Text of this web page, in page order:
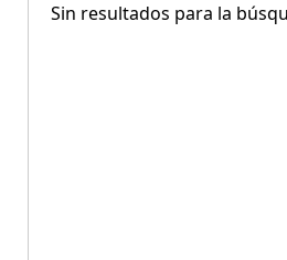
Sin resultados para la